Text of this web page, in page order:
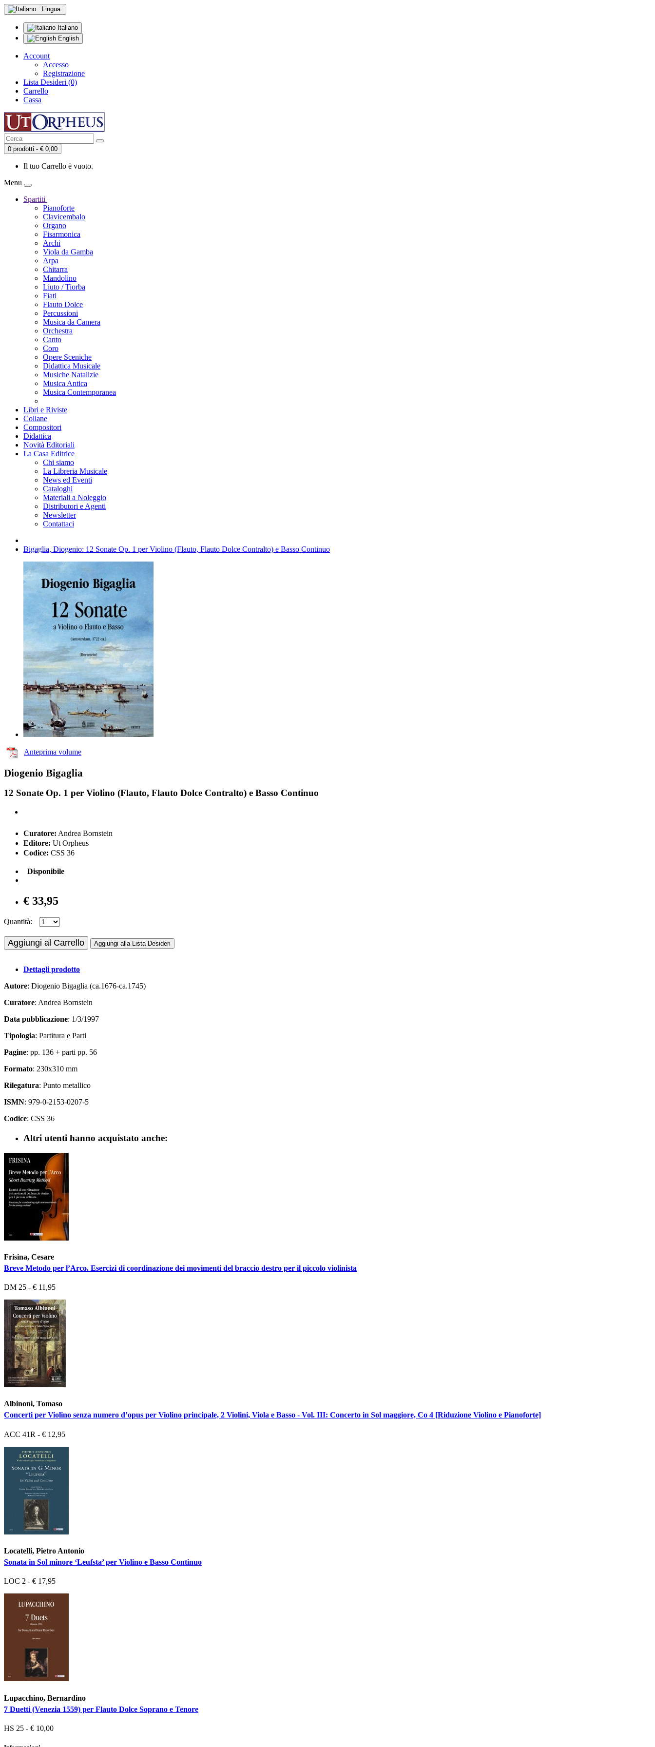
Lingua
Italiano
English
Account
Accesso
Registrazione
Lista Desideri (0)
Carrello
Cassa
0 prodotti - € 0,00
Il tuo Carrello è vuoto.
Menu
Spartiti
Pianoforte
Clavicembalo
Organo
Fisarmonica
Archi
Viola da Gamba
Arpa
Chitarra
Mandolino
Liuto / Tiorba
Fiati
Flauto Dolce
Percussioni
Musica da Camera
Orchestra
Canto
Coro
Opere Sceniche
Didattica Musicale
Musiche Natalizie
Musica Antica
Musica Contemporanea
Libri e Riviste
Collane
Compositori
Didattica
Novità Editoriali
La Casa Editrice
Chi siamo
La Libreria Musicale
News ed Eventi
Cataloghi
Materiali a Noleggio
Distributori e Agenti
Newsletter
Contattaci
Bigaglia, Diogenio: 12 Sonate Op. 1 per Violino (Flauto, Flauto Dolce Contralto) e Basso Continuo
Anteprima volume
Diogenio Bigaglia
12 Sonate Op. 1 per Violino (Flauto, Flauto Dolce Contralto) e Basso Continuo
Curatore: Andrea Bornstein
Editore: Ut Orpheus
Codice: CSS 36
Disponibile
€ 33,95
Quantità:
Aggiungi al Carrello Aggiungi alla Lista Desideri
Dettagli prodotto
Autore: Diogenio Bigaglia (ca.1676-ca.1745)
Curatore: Andrea Bornstein
Data pubblicazione: 1/3/1997
Tipologia: Partitura e Parti
Pagine: pp. 136 + parti pp. 56
Formato: 230x310 mm
Rilegatura: Punto metallico
ISMN: 979-0-2153-0207-5
Codice: CSS 36
Altri utenti hanno acquistato anche:
Frisina, Cesare
Breve Metodo per l’Arco. Esercizi di coordinazione dei movimenti del braccio destro per il piccolo violinista
DM 25 - € 11,95
Albinoni, Tomaso
Concerti per Violino senza numero d’opus per Violino principale, 2 Violini, Viola e Basso - Vol. III: Concerto in Sol maggiore, Co 4 [Riduzione Violino e Pianoforte]
ACC 41R - € 12,95
Locatelli, Pietro Antonio
Sonata in Sol minore ‘Leufsta’ per Violino e Basso Continuo
LOC 2 - € 17,95
Lupacchino, Bernardino
7 Duetti (Venezia 1559) per Flauto Dolce Soprano e Tenore
HS 25 - € 10,00